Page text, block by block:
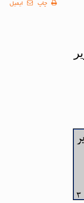
ایمیل چاپ